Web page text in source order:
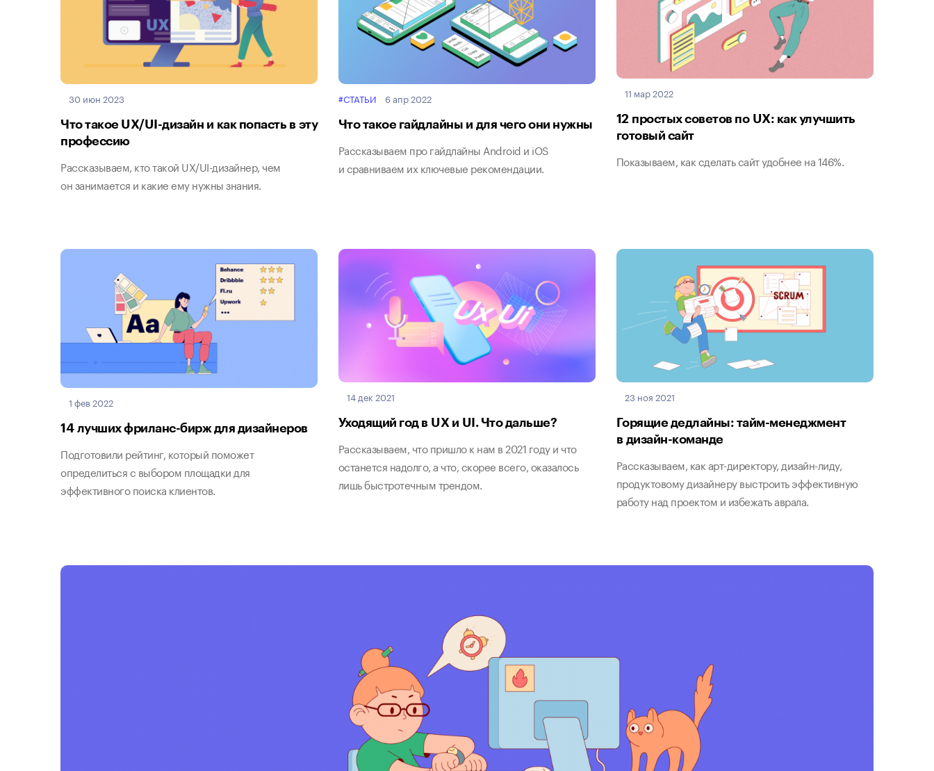
30 июн 2023
Что такое UX/UI-дизайн и как попасть в эту
профессию
Рассказываем, кто такой UX/UI-дизайнер, чем
он занимается и какие ему нужны знания.
#СТАТЬИ 6 апр 2022
Что такое гайдлайны и для чего они нужны
Рассказываем про гайдлайны Android и iOS
и сравниваем их ключевые рекомендации.
11 мар 2022
12 простых советов по UX: как улучшить
готовый сайт
Показываем, как сделать сайт удобнее на 146%.
1 фев 2022
14 лучших фриланс-бирж для дизайнеров
Подготовили рейтинг, который поможет
определиться с выбором площадки для
эффективного поиска клиентов.
14 дек 2021
Уходящий год в UX и UI. Что дальше?
Рассказываем, что пришло к нам в 2021 году и что
останется надолго, а что, скорее всего, оказалось
лишь быстротечным трендом.
23 ноя 2021
Горящие дедлайны: тайм-менеджмент
в дизайн-команде
Рассказываем, как арт-директору, дизайн-лиду,
продуктовому дизайнеру выстроить эффективную
работу над проектом и избежать аврала.